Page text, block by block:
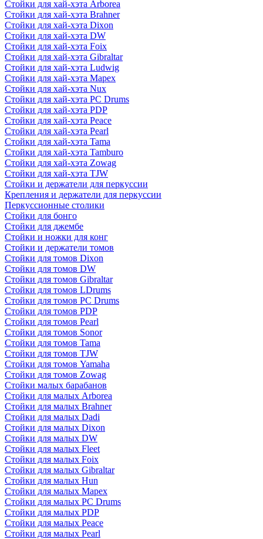
Стойки для хай-хэта Arborea
Стойки для хай-хэта Brahner
Стойки для хай-хэта Dixon
Стойки для хай-хэта DW
Стойки для хай-хэта Foix
Стойки для хай-хэта Gibraltar
Стойки для хай-хэта Ludwig
Стойки для хай-хэта Mapex
Стойки для хай-хэта Nux
Стойки для хай-хэта PC Drums
Стойки для хай-хэта PDP
Стойки для хай-хэта Peace
Стойки для хай-хэта Pearl
Стойки для хай-хэта Tama
Стойки для хай-хэта Tamburo
Стойки для хай-хэта Zowag
Стойки для хай-хэта TJW
Стойки и держатели для перкуссии
Крепления и держатели для перкуссии
Перкуссионные столики
Стойки для бонго
Стойки для джембе
Стойки и ножки для конг
Стойки и держатели томов
Стойки для томов Dixon
Стойки для томов DW
Стойки для томов Gibraltar
Стойки для томов LDrums
Стойки для томов PC Drums
Стойки для томов PDP
Стойки для томов Pearl
Стойки для томов Sonor
Стойки для томов Tama
Стойки для томов TJW
Стойки для томов Yamaha
Стойки для томов Zowag
Стойки малых барабанов
Стойки для малых Arborea
Стойки для малых Brahner
Стойки для малых Dadi
Стойки для малых Dixon
Стойки для малых DW
Стойки для малых Fleet
Стойки для малых Foix
Стойки для малых Gibraltar
Стойки для малых Hun
Стойки для малых Mapex
Стойки для малых PC Drums
Стойки для малых PDP
Стойки для малых Peace
Стойки для малых Pearl